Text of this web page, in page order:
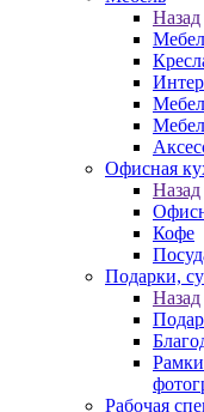
Назад
Офисная
Назад
Кофе
Подарки,
Назад
Рабочая